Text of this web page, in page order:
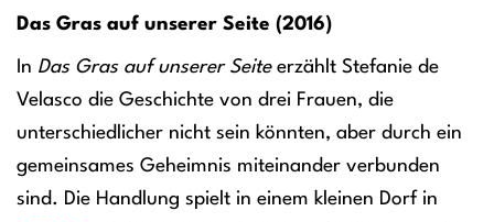
Das Gras auf unserer Seite (2016)
In Das Gras auf unserer Seiteerzählt Stefanie de
Velasco die Geschichte von drei Frauen, die
unterschiedlicher nicht sein könnten, aber durch ein
gemeinsames Geheimnis miteinander verbunden
sind. Die Handlung spielt in einem kleinen Dorf in